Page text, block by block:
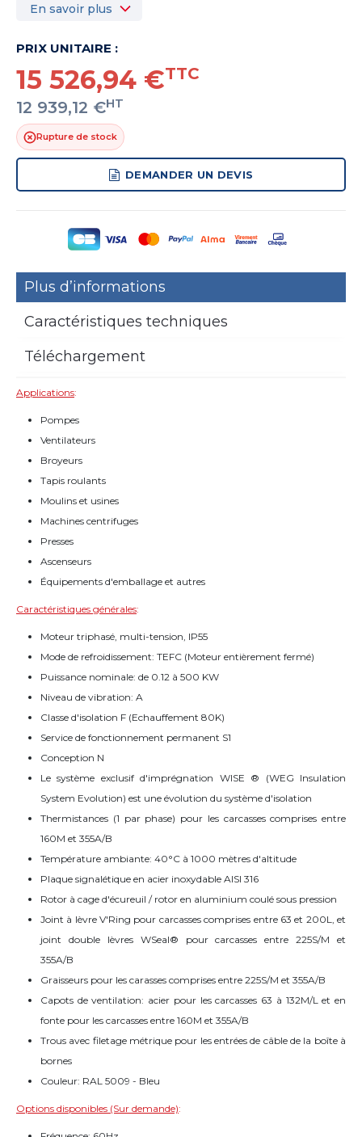
En savoir plus
PRIX UNITAIRE :
15 526,94 €TTC
12 939,12 €HT
Rupture de stock
DEMANDER UN DEVIS
Plus d’informations
Caractéristiques techniques
Téléchargement
Applications:
Pompes
Ventilateurs
Broyeurs
Tapis roulants
Moulins et usines
Machines centrifuges
Presses
Ascenseurs
Équipements d'emballage et autres
Caractéristiques générales:
Moteur triphasé, multi-tension, IP55
Mode de refroidissement: TEFC (Moteur entièrement fermé)
Puissance nominale: de 0.12 à 500 KW
Niveau de vibration: A
Classe d'isolation F (Echauffement 80K)
Service de fonctionnement permanent S1
Conception N
Le système exclusif d'imprégnation WISE ® (WEG Insulation
System Evolution) est une évolution du système d'isolation
Thermistances (1 par phase) pour les carcasses comprises entre
160M et 355A/B
Température ambiante: 40°C à 1000 mètres d'altitude
Plaque signalétique en acier inoxydable AISI 316
Rotor à cage d'écureuil / rotor en aluminium coulé sous pression
Joint à lèvre V'Ring pour carcasses comprises entre 63 et 200L, et
joint double lèvres WSeal® pour carcasses entre 225S/M et
355A/B
Graisseurs pour les carasses comprises entre 225S/M et 355A/B
Capots de ventilation: acier pour les carcasses 63 à 132M/L et en
fonte pour les carcasses entre 160M et 355A/B
Trous avec filetage métrique pour les entrées de câble de la boîte à
bornes
Couleur: RAL 5009 - Bleu
Options disponibles (Sur demande):